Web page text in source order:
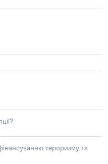
тероризму та